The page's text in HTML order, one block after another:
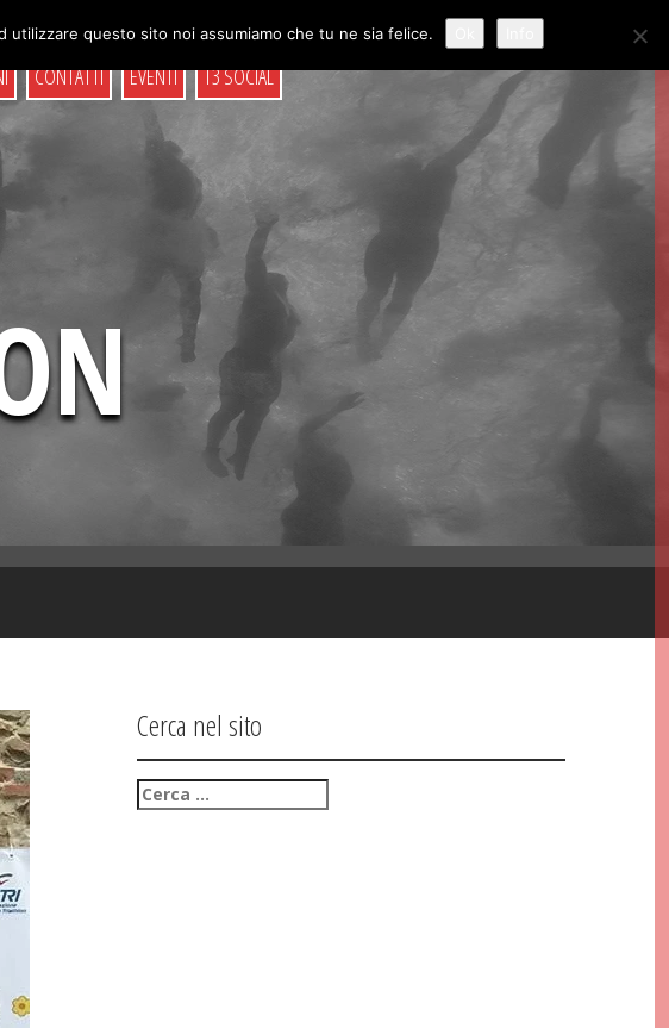
CONTATTI EVENTI T3 SOCIAL
Cerca nel sito
Ricerca
per:
questo sito noi assumiamo che tu ne sia felice.